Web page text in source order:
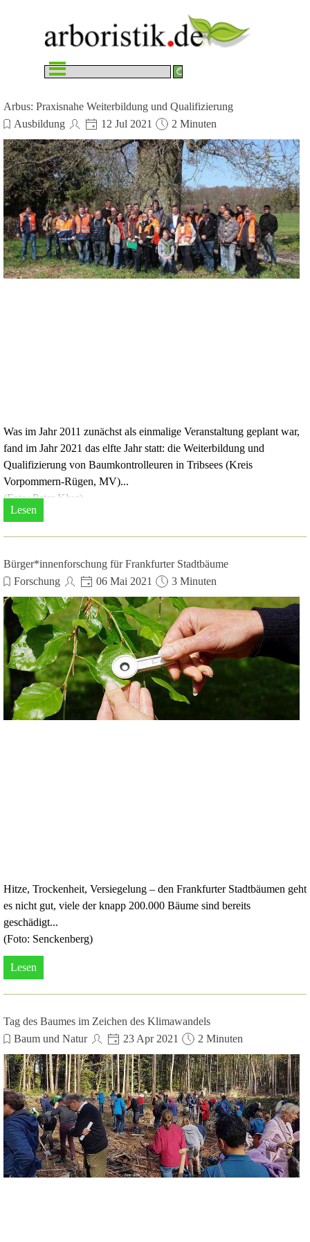
Menü überspringen
Arbus: Praxisnahe Weiterbildung und Qualifizierung
Ausbildung
12 Jul 2021 2 Minuten
Was im Jahr 2011 zunächst als einmalige Veranstaltung geplant war,
fand im Jahr 2021 das elfte Jahr statt: die Weiterbildung und
Qualifizierung von Baumkontrolleuren in Tribsees (Kreis
Vorpommern-Rügen, MV)...
(Foto: Peter Klug)
Lesen
Bürger*innenforschung für Frankfurter Stadtbäume
Forschung
06 Mai 2021 3 Minuten
Hitze, Trockenheit, Versiegelung – den Frankfurter Stadtbäumen geht
es nicht gut, viele der knapp 200.000 Bäume sind bereits
geschädigt...
(Foto: Senckenberg)
Lesen
Tag des Baumes im Zeichen des Klimawandels
Baum und Natur
23 Apr 2021 2 Minuten